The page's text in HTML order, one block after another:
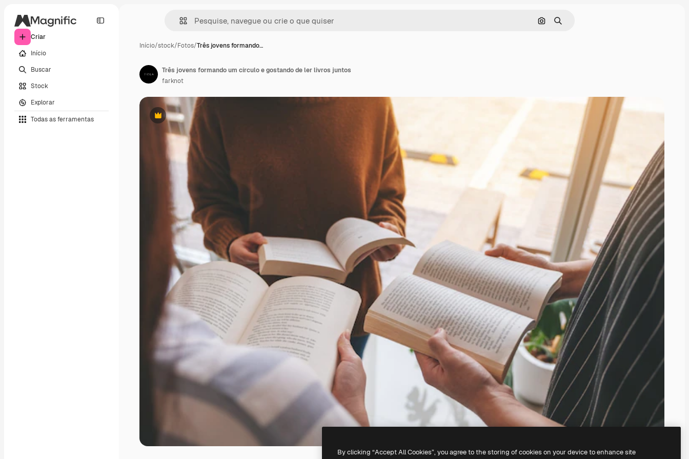
Criar
Início
Buscar
Stock
Explorar
Todas as ferramentas
Pesquisar por imagem
Buscar
Início/stock/Fotos/Três jovens formando…
Premium
Três jovens formando um círculo e gostando de ler livros juntos
farknot
By clicking “Accept All Cookies”, you agree to the storing of cookies on your device to enhance site